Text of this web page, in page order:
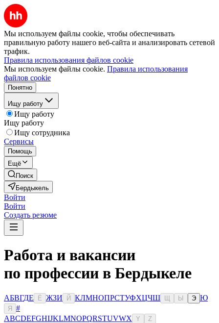
Мы используем файлы cookie, чтобы обеспечивать
правильную работу нашего веб-сайта и анализировать сетевой
трафик.
Правила использования файлов cookie
Мы используем файлы cookie. Правила использования
файлов cookie
Понятно
Ищу работу
Ищу работу
Ищу работу
Ищу сотрудника
Сервисы
Помощь
Ещё
Поиск
Бердыкель
Войти
Войти
Создать резюме
Работа и вакансии
по профессии в Бердыкеле
АБВГДЕ Ё ЖЗИ Й КЛМНОПРСТУФХЦЧШ Ы Э Ю
Я
#
ABCDEFGHIJKLMNOPQRSTUVWX Y Z